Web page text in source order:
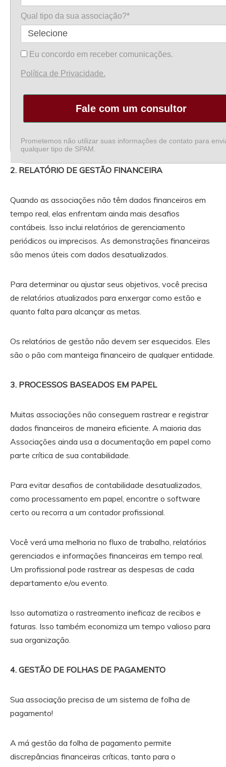
Qual tipo da sua associação?*
Eu concordo em receber comunicações.
Política de Privacidade.
Fale com um consultor
Prometemos não utilizar suas informações de contato para
qualquer tipo de SPAM.
2. RELATÓRIO DE GESTÃO FINANCEIRA
Quando as associações não têm dados financeiros em
tempo real, elas enfrentam ainda mais desafios
contábeis. Isso inclui relatórios de gerenciamento
periódicos ou imprecisos. As demonstrações financeiras
são menos úteis com dados desatualizados.
Para determinar ou ajustar seus objetivos, você precisa
de relatórios atualizados para enxergar como estão e
quanto falta para alcançar as metas.
Os relatórios de gestão não devem ser esquecidos. Eles
são o pão com manteiga financeiro de qualquer entidade.
3. PROCESSOS BASEADOS EM PAPEL
Muitas associações não conseguem rastrear e registrar
dados financeiros de maneira eficiente. A maioria das
Associações ainda usa a documentação em papel como
parte crítica de sua contabilidade.
Para evitar desafios de contabilidade desatualizados,
como processamento em papel, encontre o software
certo ou recorra a um contador profissional.
Você verá uma melhoria no fluxo de trabalho, relatórios
gerenciados e informações financeiras em tempo real.
Um profissional pode rastrear as despesas de cada
departamento e/ou evento.
Isso automatiza o rastreamento ineficaz de recibos e
faturas. Isso também economiza um tempo valioso para
sua organização.
4. GESTÃO DE FOLHAS DE PAGAMENTO
Sua associação precisa de um sistema de folha de
pagamento!
A má gestão da folha de pagamento permite
discrepâncias financeiras críticas, tanto para o